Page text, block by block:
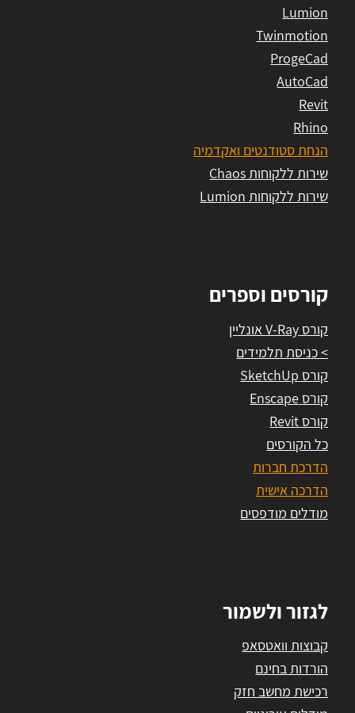
Lumion
Twinmotion
ProgeCad
AutoCad
Revit
Rhino
הנחת סטודנטים ואקדמיה
שירות ללקוחות Chaos
שירות ללקוחות Lumion
קורסים וספרים
קורס V-Ray אונליין
> כניסת תלמידים
קורס SketchUp
קורס Enscape
קורס Revit
כל הקורסים
הדרכת חברות
הדרכה אישית
מודלים מודפסים
לגזור ולשמור
קבוצות וואטסאפ
הורדות בחינם
רכישת מחשב חזק